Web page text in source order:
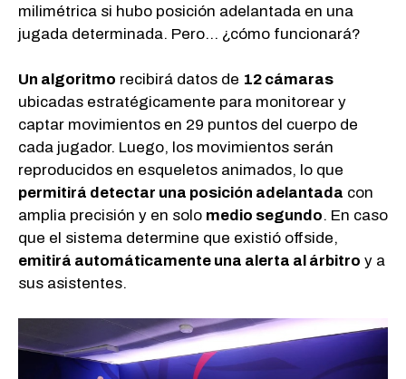
milimétrica si hubo posición adelantada en una
jugada determinada. Pero… ¿cómo funcionará?
Un algoritmo recibirá datos de 12 cámaras
ubicadas estratégicamente para monitorear y
captar movimientos en 29 puntos del cuerpo de
cada jugador. Luego, los movimientos serán
reproducidos en esqueletos animados, lo que
permitirá detectar una posición adelantada con
amplia precisión y en solo medio segundo. En caso
que el sistema determine que existió offside,
emitirá automáticamente una alerta al árbitro y a
sus asistentes.